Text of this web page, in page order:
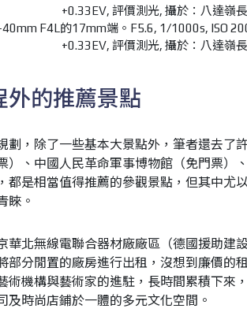
F4L的17mm端。F5.6, 1/1000s, ISO
+0.33EV, 評價測光, 攝於：八達嶺
外的推薦景點
劃，除了一些基本大景點外，筆者還去了
）、中國人民革命軍事博物館（免門票）
都是相當值得推薦的參觀景點，但其中尤
睞。
華北無線電聯合器材廠廠區（德國援助建
部分閒置的廠房進行出租，沒想到廉價的
術機構與藝術家的進駐，長時間累積下來
及時尚店鋪於一體的多元文化空間。